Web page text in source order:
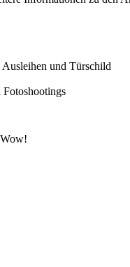
und Türschild
Fotoshootings